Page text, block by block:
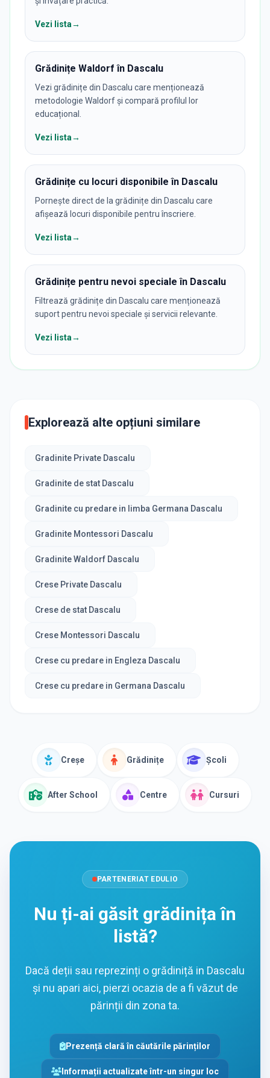
Vezi lista→
Grădinițe Waldorf în Dascalu
Vezi grădinițe din Dascalu care menționează
metodologie Waldorf și compară profilul lor
educațional.
Vezi lista→
Grădinițe cu locuri disponibile în Dascalu
Pornește direct de la grădinițe din Dascalu care
afișează locuri disponibile pentru înscriere.
Vezi lista→
Grădinițe pentru nevoi speciale în Dascalu
Filtrează grădinițe din Dascalu care menționează
suport pentru nevoi speciale și servicii relevante.
Vezi lista→
Explorează alte opțiuni similare
Gradinite Private Dascalu
Gradinite de stat Dascalu
Gradinite cu predare in limba Germana Dascalu
Gradinite Montessori Dascalu
Gradinite Waldorf Dascalu
Crese Private Dascalu
Crese de stat Dascalu
Crese Montessori Dascalu
Crese cu predare in Engleza Dascalu
Crese cu predare in Germana Dascalu
Creșe Grădinițe Școli
After School Centre Cursuri
PARTENERIAT EDULIO
Nu ți-ai găsit grădinița în
listă?
Dacă deții sau reprezinți o grădiniță in Dascalu
și nu apari aici, pierzi ocazia de a fi văzut de
părinții din zona ta.
Prezență clară în căutările părinților
Informații actualizate într-un singur loc